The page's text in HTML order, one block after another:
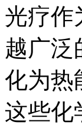
光疗作
越广泛
化为热
这些化